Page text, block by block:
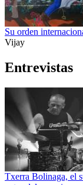
Su orden
Vijay
Entrevistas
Txerra Bolinaga, el